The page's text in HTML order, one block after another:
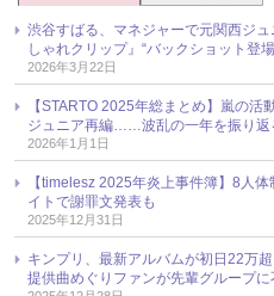
渋谷すばる、マネジャーで元関西ジ
しゃれクリップ』“バックショット登
2026年3月22日
【STARTO 2025年総まとめ】嵐の活
ジュニア再編……波乱の一年を振り返
2026年1月1日
【timelesz 2025年炎上事件簿】8人
イトで謝罪文発表も
2025年12月31日
キンプリ、最新アルバムが初日22万
提供曲めぐりファンが先輩グループに